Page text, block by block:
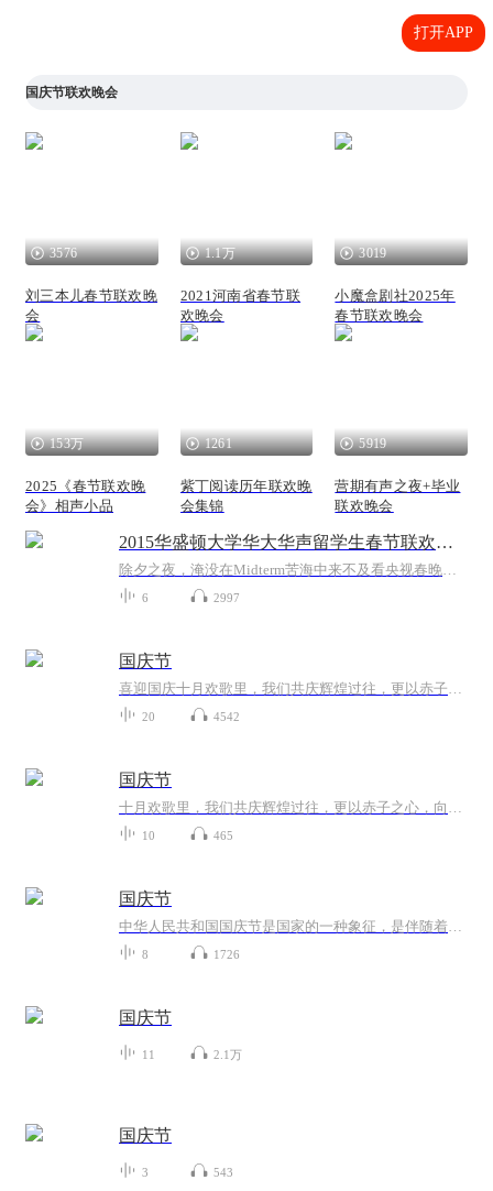
打开APP
国庆节联欢晚会
3576
刘三本儿春节联欢晚
会
1.1万
2021河南省春节联
欢晚会
3019
小魔盒剧社2025年
春节联欢晚会
153万
2025《春节联欢晚
会》相声小品
1261
紫丁阅读历年联欢晚
会集锦
5919
营期有声之夜+毕业
联欢晚会
2015华盛顿大学华大华声留学生春节联欢晚会
除夕之夜，淹没在Midterm苦海中来不及看央视春晚的你，打算怎样过年呢？来吧，今晚让我们边写作业边过年吧！2015华盛顿大学华大华声留学生春节联欢晚会太平洋时间今晚七点全球直播，带给你五个小时不间断的特别节目。 华大华声主持人卖艺演出、 世界各地直...
6 2997
国庆节
喜迎国庆十月欢歌里，我们共庆辉煌过往，更以赤子之心，向未来书写滚烫的誓言——这盛世，值得我们以热爱相拥。
20 4542
国庆节
十月欢歌里，我们共庆辉煌过往，更以赤子之心，向未来书写滚烫的誓言——这盛世，值得我们以热爱相拥。
10 465
国庆节
中华人民共和国国庆节是国家的一种象征，是伴随着国家的出现而出现的。让我们用诗歌朗诵歌颂祖国的繁荣富强，国泰民安。
8 1726
国庆节
11 2.1万
国庆节
3 543